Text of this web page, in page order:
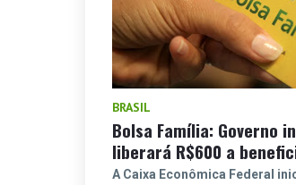
BRASIL
Bolsa Família: Governo
liberará R$600 a
A Caixa Econômica Federal